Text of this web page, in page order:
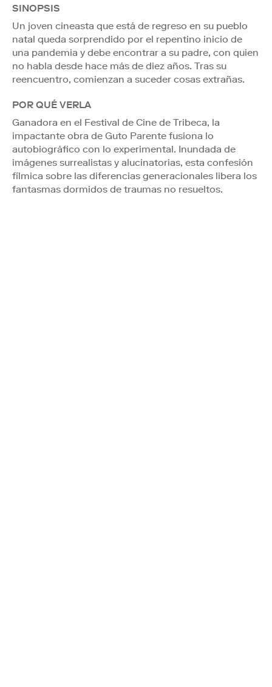
SINOPSIS
Un joven cineasta que está de regreso en su pueblo
natal queda sorprendido por el repentino inicio de
una pandemia y debe encontrar a su padre, con quien
no habla desde hace más de diez años. Tras su
reencuentro, comienzan a suceder cosas extrañas.
POR QUÉ VERLA
Ganadora en el Festival de Cine de Tribeca, la
impactante obra de Guto Parente fusiona lo
autobiográfico con lo experimental. Inundada de
imágenes surrealistas y alucinatorias, esta confesión
fílmica sobre las diferencias generacionales libera los
fantasmas dormidos de traumas no resueltos.